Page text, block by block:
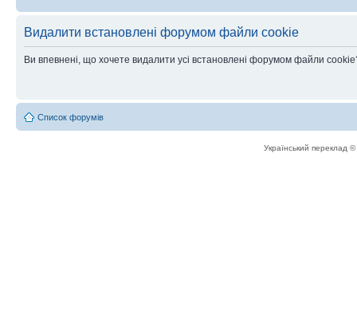
Видалити встановлені форумом файли cookie
Ви впевнені, що хочете видалити усі встановлені форумом файли
Список форумів
Український переклад